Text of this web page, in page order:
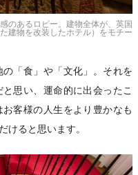
のあるロビー。建物全体が、英国
建物を改装したホテル）をモチー
「食」や「文化」。それを
思い、運命的に出会ったこ
客様の人生をより豊かなも
けると思います。